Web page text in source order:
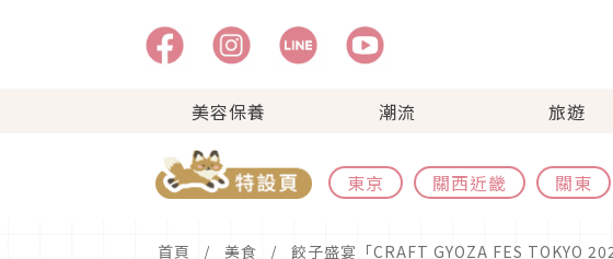
美容保養 潮流 旅遊
東京 關西近畿 關東
首頁 美食 餃子盛宴「CRAFT GYOZA FES TOKYO